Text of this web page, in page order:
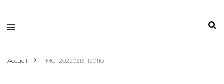
Villemomble
Gymnastique
Accueil IMG_20220313_120110